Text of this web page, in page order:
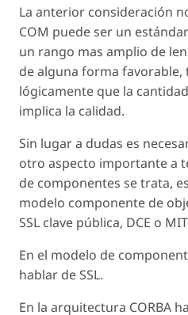
La anterior consideración
COM puede ser un
un rango mas amplio de
de alguna forma favorable,
lógicamente que la
implica la calidad.
Sin lugar a dudas es
otro aspecto importante a
de componentes se trata,
modelo componente de
SSL clave pública, DCE o
En el modelo de
hablar de SSL.
En la arquitectura CORBA